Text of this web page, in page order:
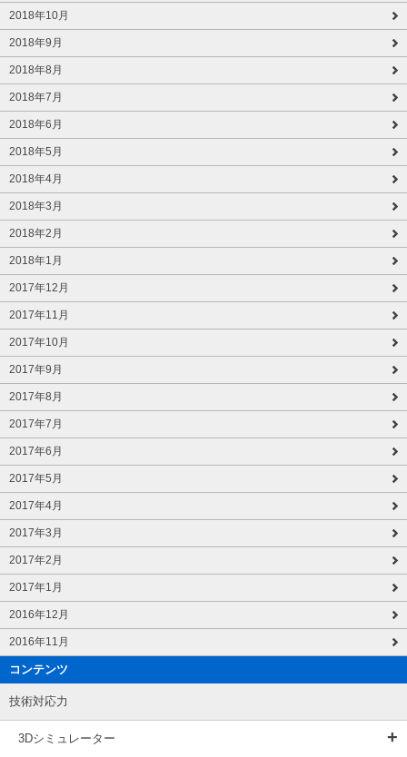
2018年10月
2018年9月
2018年8月
2018年7月
2018年6月
2018年5月
2018年4月
2018年3月
2018年2月
2018年1月
2017年12月
2017年11月
2017年10月
2017年9月
2017年8月
2017年7月
2017年6月
2017年5月
2017年4月
2017年3月
2017年2月
2017年1月
2016年12月
2016年11月
コンテンツ
技術対応力
3Dシミュレーター